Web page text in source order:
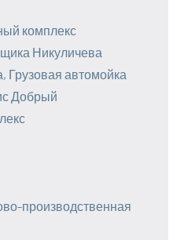
комплекс
Никуличева
Грузовая автомойка
Добрый
производственная